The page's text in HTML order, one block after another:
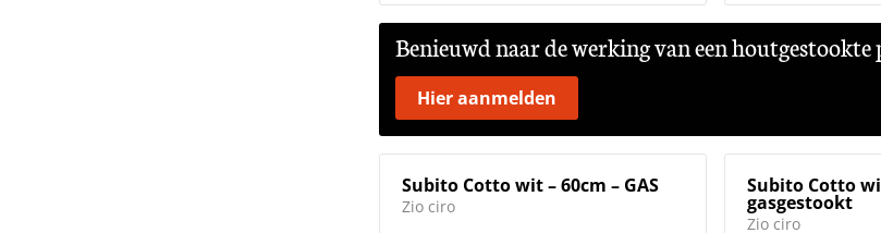
Benieuwd naar de werking van een
Hier aanmelden
Subito Cotto wit – 60cm – GAS
Zio ciro
Subito Cotto
gasgestookt
Zio ciro